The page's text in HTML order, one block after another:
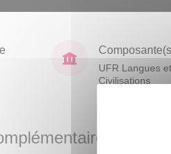
UFR Langues et
Civilisations